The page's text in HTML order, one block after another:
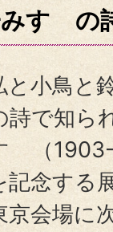
すゞの
と小鳥と
詩で知ら
ゞ（
記念する
京会場に